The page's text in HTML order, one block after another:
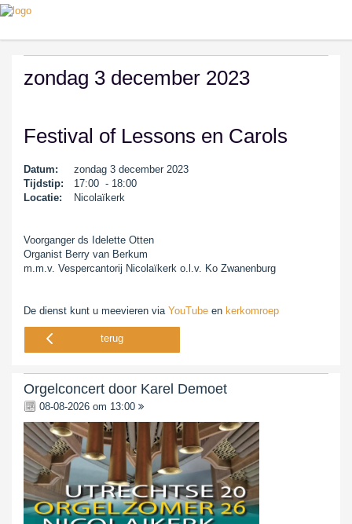
zondag 3 december 2023
Festival of Lessons en Carols
Datum:
zondag 3 december 2023
Tijdstip:
17:00 - 18:00
Locatie:
Nicolaïkerk
Voorganger ds Idelette Otten
Organist Berry van Berkum
m.m.v. Vespercantorij Nicolaïkerk o.l.v. Ko Zwanenburg
De dienst kunt u meevieren via YouTube en kerkomroep
terug
Orgelconcert door Karel Demoet
08-08-2026 om 13:00